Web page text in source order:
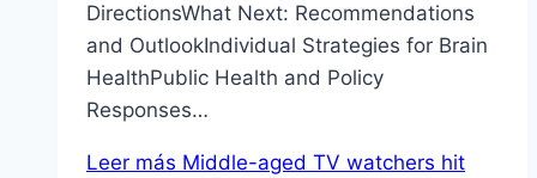
DirectionsWhat Next: Recommendations
and OutlookIndividual Strategies for Brain
HealthPublic Health and Policy
Responses…
Leer más Middle-aged TV watchers hit